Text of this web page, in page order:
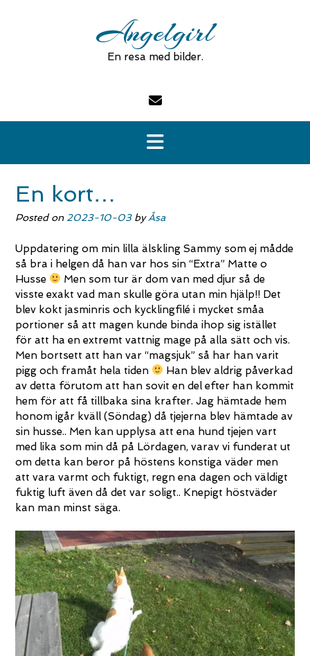
Angelgirl
En resa med bilder.
En kort…
Posted on 2023-10-03byÅsa
Uppdatering om min lilla älskling Sammy som ej mådde
så bra i helgen då han var hos sin “Extra” Matte o
Husse
Men som tur är dom van med djur så de
visste exakt vad man skulle göra utan min hjälp!! Det
blev kokt jasminris och kycklingfilé i mycket småa
portioner så att magen kunde binda ihop sig istället
för att ha en extremt vattnig mage på alla sätt och vis.
Men bortsett att han var “magsjuk” så har han varit
pigg och framåt hela tiden
Han blev aldrig påverkad
av detta förutom att han sovit en del efter han kommit
hem för att få tillbaka sina krafter. Jag hämtade hem
honom igår kväll (Söndag) då tjejerna blev hämtade av
sin husse.. Men kan upplysa att ena hund tjejen vart
med lika som min då på Lördagen, varav vi funderat ut
om detta kan beror på höstens konstiga väder men
att vara varmt och fuktigt, regn ena dagen och väldigt
fuktig luft även då det var soligt.. Knepigt höstväder
kan man minst säga.